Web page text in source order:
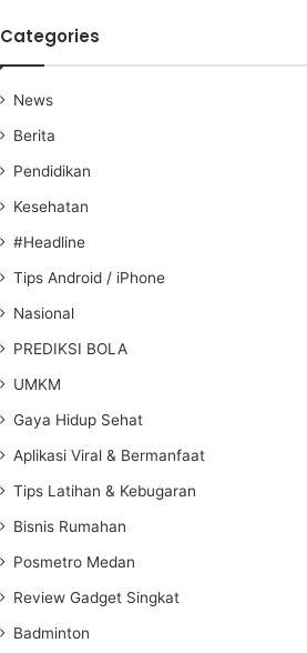
Categories
News
Berita
Pendidikan
Kesehatan
#Headline
Tips Android / iPhone
Nasional
PREDIKSI BOLA
UMKM
Gaya Hidup Sehat
Aplikasi Viral & Bermanfaat
Tips Latihan & Kebugaran
Bisnis Rumahan
Posmetro Medan
Review Gadget Singkat
Badminton